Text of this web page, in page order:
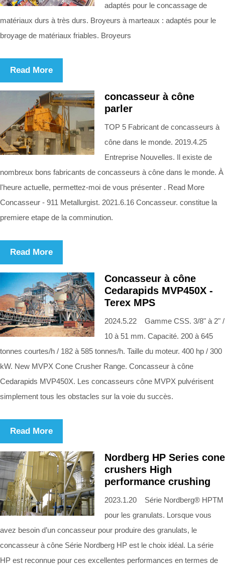
adaptés pour le concassage de
matériaux durs à très durs. Broyeurs à marteaux : adaptés pour le
broyage de matériaux friables. Broyeurs
Read More
concasseur à cône
parler
TOP 5 Fabricant de concasseurs à
cône dans le monde. 2019.4.25
Entreprise Nouvelles. Il existe de
nombreux bons fabricants de concasseurs à cône dans le monde. À
l'heure actuelle, permettez-moi de vous présenter . Read More
Concasseur - 911 Metallurgist. 2021.6.16 Concasseur. constitue la
premiere etape de la comminution.
Read More
Concasseur à cône
Cedarapids MVP450X -
Terex MPS
2024.5.22 Gamme CSS. 3/8" à 2" /
10 à 51 mm. Capacité. 200 à 645
tonnes courtes/h / 182 à 585 tonnes/h. Taille du moteur. 400 hp / 300
kW. New MVPX Cone Crusher Range. Concasseur à cône
Cedarapids MVP450X. Les concasseurs cône MVPX pulvérisent
simplement tous les obstacles sur la voie du succès.
Read More
Nordberg HP Series cone
crushers High
performance crushing
2023.1.20 Série Nordberg® HPTM
pour les granulats. Lorsque vous
avez besoin d’un concasseur pour produire des granulats, le
concasseur à cône Série Nordberg HP est le choix idéal. La série
HP est reconnue pour ces excellentes performances en termes de